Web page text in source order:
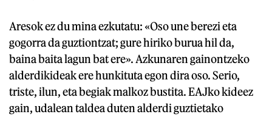
Aresok ez du mina ezkutatu: «Oso une berezi eta
gogorra da guztiontzat; gure hiriko burua hil da,
baina baita lagun bat ere». Azkunaren gainontzeko
alderdikideak ere hunkituta egon dira oso. Serio,
triste, ilun, eta begiak malkoz bustita. EAJko kideez
gain, udalean taldea duten alderdi guztietako